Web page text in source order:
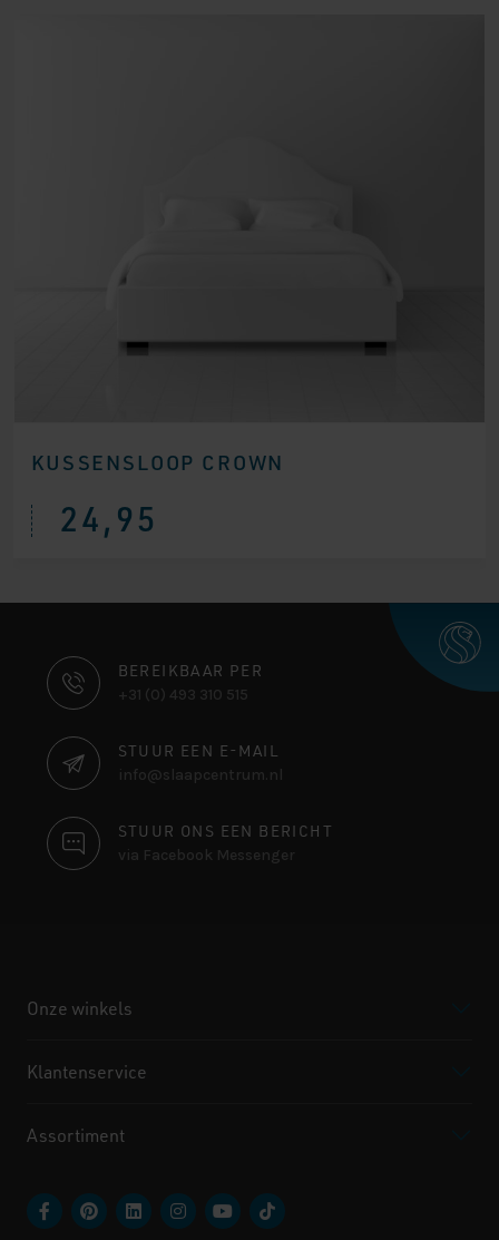
KUSSENSLOOP CROWN
24,95
CONTACT
INFORMATIE
BEREIKBAAR PER
+31 (0) 493 310 515
STUUR EEN E-MAIL
info@slaapcentrum.nl
STUUR ONS EEN BERICHT
via Facebook Messenger
Onze winkels
Klantenservice
Assortiment